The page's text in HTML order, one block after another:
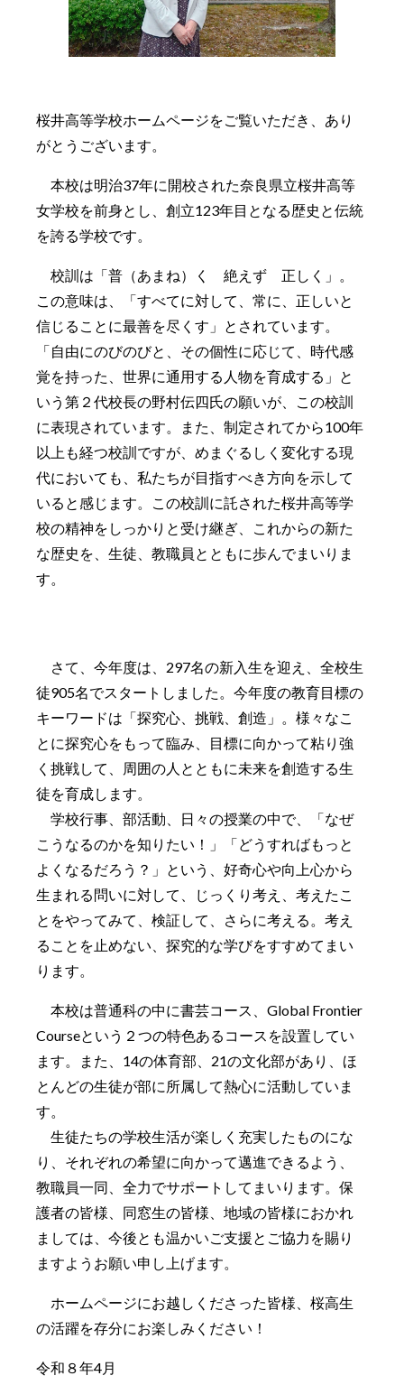
桜井高等学校ホームページをご覧いただき、あり
がとうございます。
本校は明治37年に開校された奈良県立桜井高等
女学校を前身とし、創立123年目となる歴史と伝統
を誇る学校です。
校訓は「普（あまね）く 絶えず 正しく」。
この意味は、「すべてに対して、常に、正しいと
信じることに最善を尽くす」とされています。
「自由にのびのびと、その個性に応じて、時代感
覚を持った、世界に通用する人物を育成する」と
いう第２代校長の野村伝四氏の願いが、この校訓
に表現されています。また、制定されてから100年
以上も経つ校訓ですが、めまぐるしく変化する現
代においても、私たちが目指すべき方向を示して
いると感じます。この校訓に託された桜井高等学
校の精神をしっかりと受け継ぎ、これからの新た
な歴史を、生徒、教職員とともに歩んでまいりま
す。
さて、今年度は、297名の新入生を迎え、全校生
徒905名でスタートしました。今年度の教育目標の
キーワードは「探究心、挑戦、創造」。様々なこ
とに探究心をもって臨み、目標に向かって粘り強
く挑戦して、周囲の人とともに未来を創造する生
徒を育成します。
学校行事、部活動、日々の授業の中で、「なぜ
こうなるのかを知りたい！」「どうすればもっと
よくなるだろう？」という、好奇心や向上心から
生まれる問いに対して、じっくり考え、考えたこ
とをやってみて、検証して、さらに考える。考え
ることを止めない、探究的な学びをすすめてまい
ります。
本校は普通科の中に書芸コース、Global Frontier
Courseという２つの特色あるコースを設置してい
ます。また、14の体育部、21の文化部があり、ほ
とんどの生徒が部に所属して熱心に活動していま
す。
生徒たちの学校生活が楽しく充実したものにな
り、それぞれの希望に向かって邁進できるよう、
教職員一同、全力でサポートしてまいります。保
護者の皆様、同窓生の皆様、地域の皆様におかれ
ましては、今後とも温かいご支援とご協力を賜り
ますようお願い申し上げます。
ホームページにお越しくださった皆様、桜高生
の活躍を存分にお楽しみください！
令和８年4月